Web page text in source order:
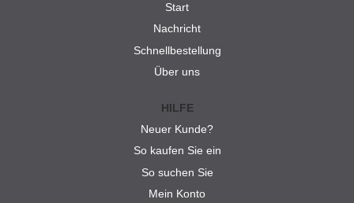
Start
Nachricht
Schnellbestellung
Über uns
HILFE
Neuer Kunde?
So kaufen Sie ein
So suchen Sie
Mein Konto